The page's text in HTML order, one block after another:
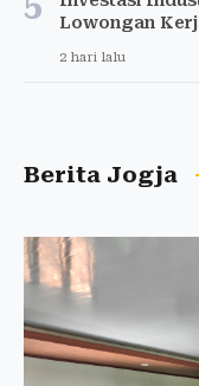
Lowongan
2 hari lalu
Berita Jogja